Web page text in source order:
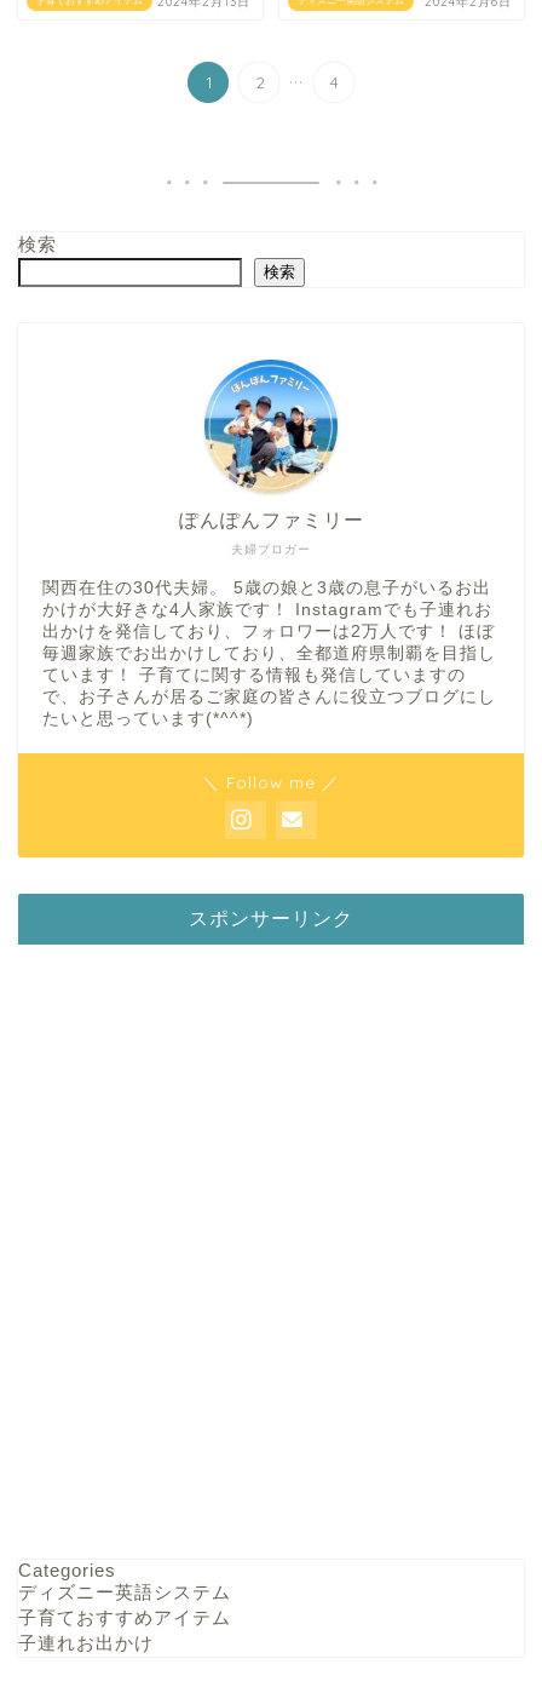
1 2 ... 4
検索
検索
夫婦ブロガー
ぽんぽんファミリー
関西在住の30代夫婦。 5歳の娘と3歳の息子がいるお出
かけが大好きな4人家族です！ Instagramでも子連れお
出かけを発信しており、フォロワーは2万人です！ ほぼ
毎週家族でお出かけしており、全都道府県制覇を目指し
ています！ 子育てに関する情報も発信していますの
で、お子さんが居るご家庭の皆さんに役立つブログにし
たいと思っています(*^^*)
＼ Follow me ／
スポンサーリンク
Categories
ディズニー英語システム
子育ておすすめアイテム
子連れお出かけ